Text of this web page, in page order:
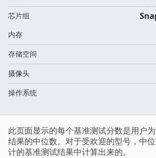
芯片组
内存
存储空间
摄像头
操作系统
此页面显示的每个基准测试分数是用户
结果的中位数。对于受欢迎的型号，中
计的基准测试结果中计算出来的。